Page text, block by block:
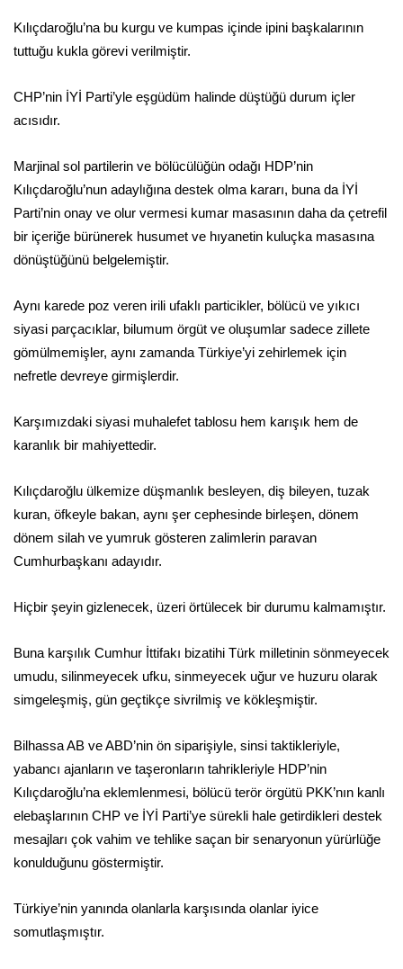
Kılıçdaroğlu’na bu kurgu ve kumpas içinde ipini başkalarının
tuttuğu kukla görevi verilmiştir.
CHP’nin İYİ Parti’yle eşgüdüm halinde düştüğü durum içler
acısıdır.
Marjinal sol partilerin ve bölücülüğün odağı HDP’nin
Kılıçdaroğlu’nun adaylığına destek olma kararı, buna da İYİ
Parti’nin onay ve olur vermesi kumar masasının daha da çetrefil
bir içeriğe bürünerek husumet ve hıyanetin kuluçka masasına
dönüştüğünü belgelemiştir.
Aynı karede poz veren irili ufaklı particikler, bölücü ve yıkıcı
siyasi parçacıklar, bilumum örgüt ve oluşumlar sadece zillete
gömülmemişler, aynı zamanda Türkiye’yi zehirlemek için
nefretle devreye girmişlerdir.
Karşımızdaki siyasi muhalefet tablosu hem karışık hem de
karanlık bir mahiyettedir.
Kılıçdaroğlu ülkemize düşmanlık besleyen, diş bileyen, tuzak
kuran, öfkeyle bakan, aynı şer cephesinde birleşen, dönem
dönem silah ve yumruk gösteren zalimlerin paravan
Cumhurbaşkanı adayıdır.
Hiçbir şeyin gizlenecek, üzeri örtülecek bir durumu kalmamıştır.
Buna karşılık Cumhur İttifakı bizatihi Türk milletinin sönmeyecek
umudu, silinmeyecek ufku, sinmeyecek uğur ve huzuru olarak
simgeleşmiş, gün geçtikçe sivrilmiş ve kökleşmiştir.
Bilhassa AB ve ABD’nin ön siparişiyle, sinsi taktikleriyle,
yabancı ajanların ve taşeronların tahrikleriyle HDP’nin
Kılıçdaroğlu’na eklemlenmesi, bölücü terör örgütü PKK’nın kanlı
elebaşlarının CHP ve İYİ Parti’ye sürekli hale getirdikleri destek
mesajları çok vahim ve tehlike saçan bir senaryonun yürürlüğe
konulduğunu göstermiştir.
Türkiye’nin yanında olanlarla karşısında olanlar iyice
somutlaşmıştır.